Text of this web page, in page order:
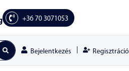
+36 70 3071053
Bejelentkezés Regisztráció